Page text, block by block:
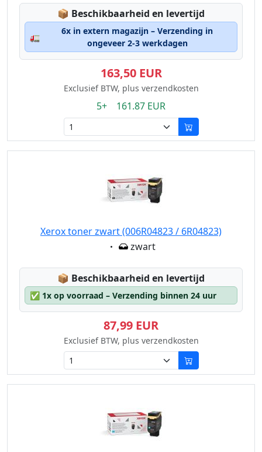
📦 Lagerstatus:
Beschikbaarheid en levertijd
🚛
6x in extern magazijn – Verzending in
ongeveer 2-3 werkdagen
163,50 EUR
Exclusief BTW, plus verzendkosten
5+ 161.87 EUR
Xerox toner zwart (006R04823 / 6R04823)
Eigenschaft:
zwart
📦 Lagerstatus:
Beschikbaarheid en levertijd
✅ 1x op voorraad – Verzending binnen 24 uur
87,99 EUR
Exclusief BTW, plus verzendkosten